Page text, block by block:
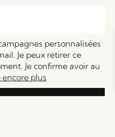
personnalisées
Je peux retirer ce
Je confirme avoir au
plus